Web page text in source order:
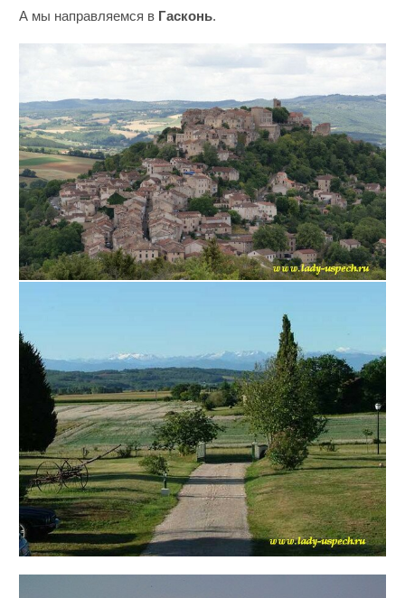
А мы направляемся в Гасконь.